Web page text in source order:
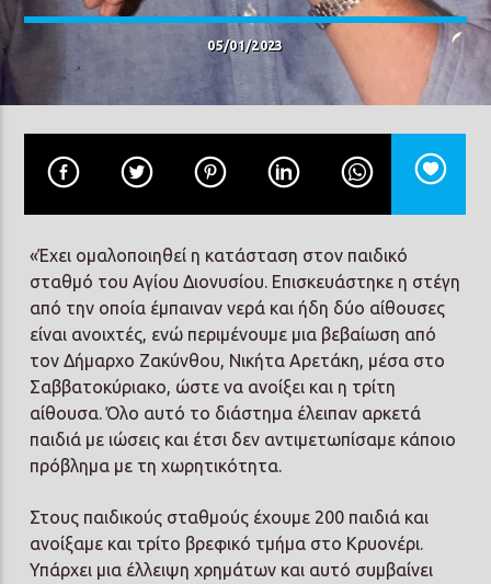
ΤΑ ΖΗΛΙΑΡΙΚΑ ΣΟΥ ΜΑΤΙΑ
ΔΩΡΟΣ ΔΗΜΟΣΘΕΝΟΥΣ05/01/2023
«Έχει ομαλοποιηθεί η κατάσταση στον παιδικό
σταθμό του Αγίου Διονυσίου. Επισκευάστηκε η στέγη
από την οποία έμπαιναν νερά και ήδη δύο αίθουσες
είναι ανοιχτές, ενώ περιμένουμε μια βεβαίωση από
τον Δήμαρχο Ζακύνθου, Νικήτα Αρετάκη, μέσα στο
Σαββατοκύριακο, ώστε να ανοίξει και η τρίτη
αίθουσα. Όλο αυτό το διάστημα έλειπαν αρκετά
παιδιά με ιώσεις και έτσι δεν αντιμετωπίσαμε κάποιο
πρόβλημα με τη χωρητικότητα.
Στους παιδικούς σταθμούς έχουμε 200 παιδιά και
ανοίξαμε και τρίτο βρεφικό τμήμα στο Κρυονέρι.
Υπάρχει μια έλλειψη χρημάτων και αυτό συμβαίνει